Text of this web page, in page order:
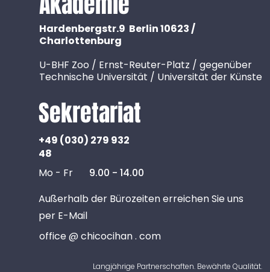
Hardenbergstr.9 Berlin 10623 /
Charlottenburg
U-BHF Zoo / Ernst-Reuter-Platz / gegenüber
Technische Universität / Universität der Künste
Sekretariat
+49 (030) 279 932
48
9.00 - 14.00
Mo - Fr
Außerhalb der Bürozeiten erreichen Sie uns
per E-Mail
office @ chicocihan . com
Langjährige Partnerschaften. Bewährte Qualität.